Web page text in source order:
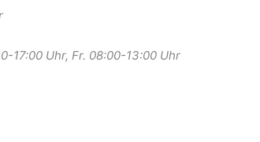
17:00 Uhr, Fr. 08:00-13:00 Uhr